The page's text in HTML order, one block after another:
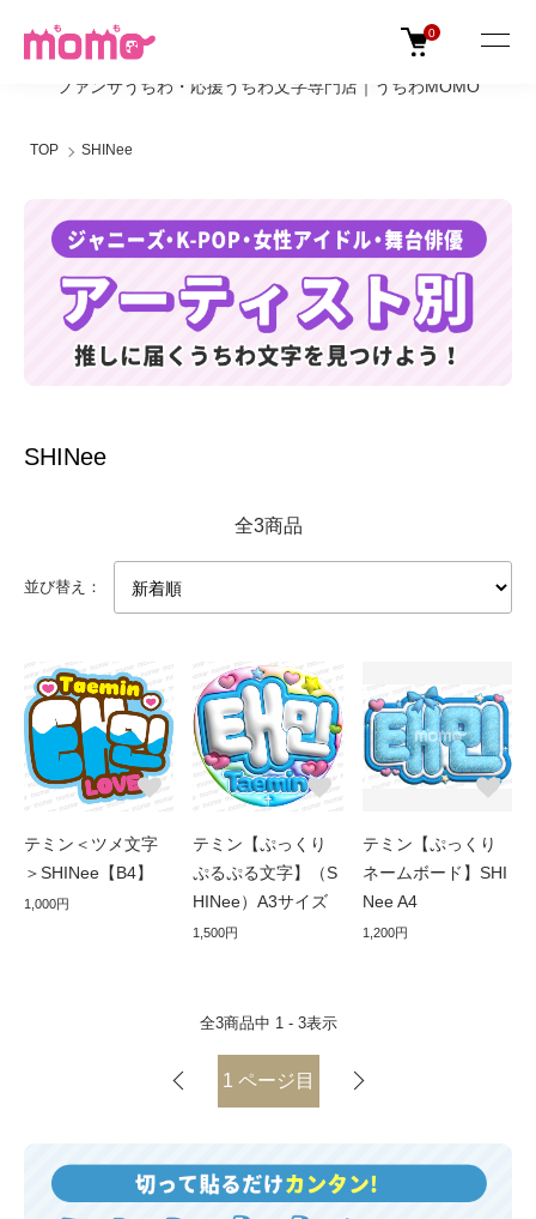
ファンサうちわ・応援うちわ文字専門店｜うちわMOMO
0
TOP SHINee
SHINee
全3商品
並び替え：
テミン＜ツメ文字
＞SHINee【B4】
1,000円
テミン【ぷっくり
ぷるぷる文字】（S
HINee）A3サイズ
1,500円
テミン【ぷっくり
ネームボード】SHI
Nee A4
1,200円
全3商品中 1 - 3表示
1 ページ目